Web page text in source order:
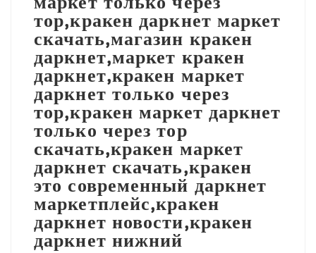
тор,кракен даркнет маркет
скачать,магазин кракен
даркнет,маркет кракен
даркнет,кракен маркет
даркнет только через
тор,кракен маркет даркнет
только через тор
скачать,кракен маркет
даркнет скачать,кракен
это современный даркнет
маркетплейс,кракен
даркнет новости,кракен
даркнет нижний